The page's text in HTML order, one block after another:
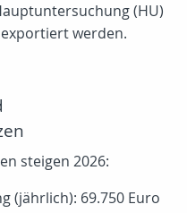
(HU)
werden.
steigen 2026:
(jährlich): 69.750 Euro